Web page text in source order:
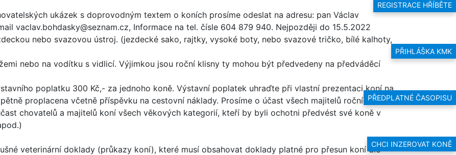
REGISTRACE HŘÍBĚTE
PŘIHLÁŠKA KMK
PŘEDPLATNÉ ČASOPISU
CHCI INZEROVAT KONĚ
ukázek s doprovodným textem o koních prosíme odeslat na adresu: pan Václav
vaclav.bohdasky@seznam.cz, Informace na tel. čísle 604 879 940. Nejpozději do 15.5.2022
nebo svazovou ústroj. (jezdecké sako, rajtky, vysoké boty, nebo svazové tričko, bílé kalhoty,
nebo na vodítku s vidlicí. Výjimkou jsou roční klisny ty mohou být předvedeny na předváděcí
poplatku 300 Kč,- za jednoho koně. Výstavní poplatek uhraďte při vlastní prezentaci koní na
proplacena včetně příspěvku na cestovní náklady. Prosíme o účast všech majitelů ročních až
chovatelů a majitelů koní všech věkových kategorií, kteří by byli ochotni předvést své koně v
veterinární doklady (průkazy koní), které musí obsahovat doklady platné pro přesun koní dle